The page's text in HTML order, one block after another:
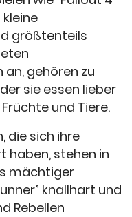
größtenteils
gehören zu
sie essen lieber
und Tiere.
die sich ihre
haben, stehen in
mächtiger
knallhart und
Rebellen